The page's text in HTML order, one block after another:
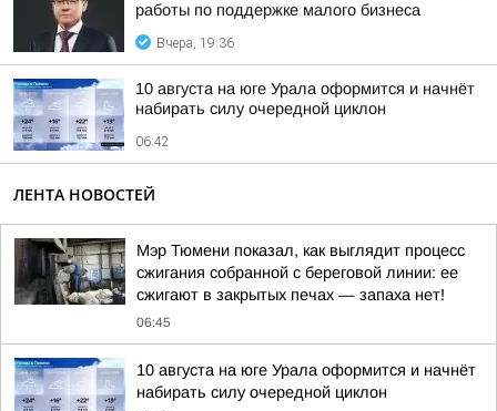
работы по поддержке малого бизнеса
Вчера, 19:36
10 августа на юге Урала оформится и начнёт
набирать силу очередной циклон
06:42
ЛЕНТА НОВОСТЕЙ
Мэр Тюмени показал, как выглядит процесс
сжигания собранной с береговой линии: ее
сжигают в закрытых печах — запаха нет!
06:45
10 августа на юге Урала оформится и начнёт
набирать силу очередной циклон